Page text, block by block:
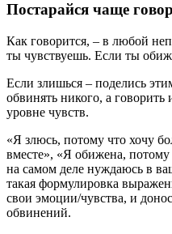
Постарайся чаще
Как говорится, – в любой
ты чувствуешь. Если ты
Если злишься – поделись
обвинять никого, а говорить
уровне чувств.
«Я злюсь, потому что хочу
вместе», «Я обижена,
на самом деле нуждаюсь в
такая формулировка
свои эмоции/чувства, и
обвинений.